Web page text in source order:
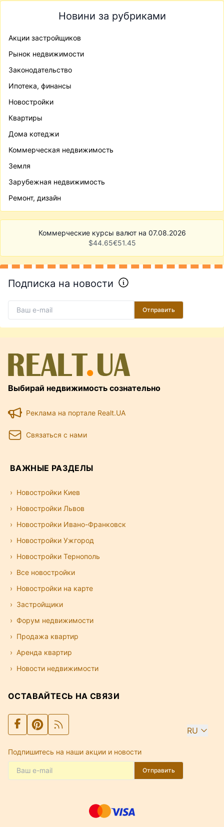
Новини за рубриками
Акции застройщиков
Рынок недвижимости
Законодательство
Ипотека, финансы
Новостройки
Квартиры
Дома котеджи
Коммерческая недвижимость
Земля
Зарубежная недвижимость
Ремонт, дизайн
Коммерческие курсы валют на 07.08.2026
$44.65€51.45
Подписка на новости
Отправить
Выбирай недвижимость сознательно
Реклама на портале Realt.UA
Связаться с нами
ВАЖНЫЕ РАЗДЕЛЫ
Новостройки Киев
Новостройки Львов
Новостройки Ивано-Франковск
Новостройки Ужгород
Новостройки Тернополь
Все новостройки
Новостройки на карте
Застройщики
Форум недвижимости
Продажа квартир
Аренда квартир
Новости недвижимости
ОСТАВАЙТЕСЬ НА СВЯЗИ
RU
Подпишитесь на наши акции и новости
Отправить